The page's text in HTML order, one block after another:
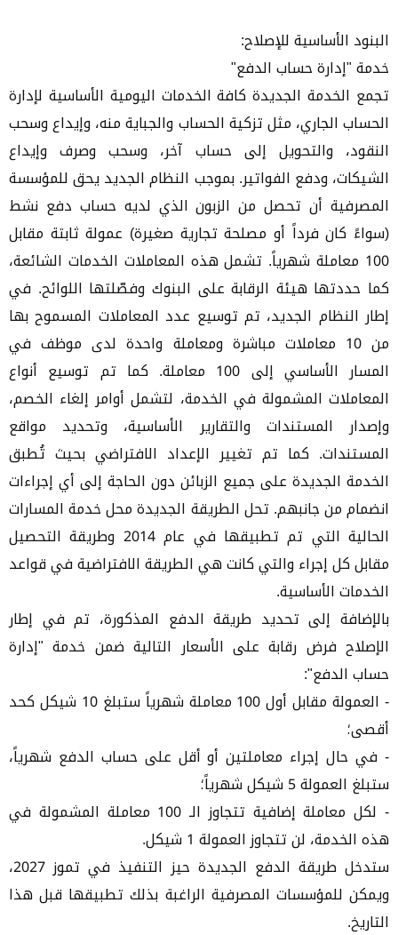
البنود الأساسية للإصلاح:
خدمة "إدارة حساب الدفع"
تجمع الخدمة الجديدة كافة الخدمات اليومية الأساسية لإدارة
الحساب الجاري، مثل تزكية الحساب والجباية منه، وإيداع وسحب
النقود، والتحويل إلى حساب آخر، وسحب وصرف وإيداع
الشيكات، ودفع الفواتير. بموجب النظام الجديد يحق للمؤسسة
المصرفية أن تحصل من الزبون الذي لديه حساب دفع نشط
(سواءً كان فرداً أو مصلحة تجارية صغيرة) عمولة ثابتة مقابل
100 معاملة شهرياً. تشمل هذه المعاملات الخدمات الشائعة،
كما حددتها هيئة الرقابة على البنوك وفصّلتها اللوائح. في
إطار النظام الجديد، تم توسيع عدد المعاملات المسموح بها
من 10 معاملات مباشرة ومعاملة واحدة لدى موظف في
المسار الأساسي إلى 100 معاملة. كما تم توسيع أنواع
المعاملات المشمولة في الخدمة، لتشمل أوامر إلغاء الخصم،
وإصدار المستندات والتقارير الأساسية، وتحديد مواقع
المستندات. كما تم تغيير الإعداد الافتراضي بحيث تُطبق
الخدمة الجديدة على جميع الزبائن دون الحاجة إلى أي إجراءات
انضمام من جانبهم. تحل الطريقة الجديدة محل خدمة المسارات
الحالية التي تم تطبيقها في عام 2014 وطريقة التحصيل
مقابل كل إجراء والتي كانت هي الطريقة الافتراضية في قواعد
الخدمات الأساسية.
بالإضافة إلى تحديد طريقة الدفع المذكورة، تم في إطار
الإصلاح فرض رقابة على الأسعار التالية ضمن خدمة "إدارة
حساب الدفع":
‐ العمولة مقابل أول 100 معاملة شهرياً ستبلغ 10 شيكل كحد
أقصى؛
‐ في حال إجراء معاملتين أو أقل على حساب الدفع شهرياً،
ستبلغ العمولة 5 شيكل شهرياً؛
‐ لكل معاملة إضافية تتجاوز الـ 100 معاملة المشمولة في
هذه الخدمة، لن تتجاوز العمولة 1 شيكل.
ستدخل طريقة الدفع الجديدة حيز التنفيذ في تموز 2027،
ويمكن للمؤسسات المصرفية الراغبة بذلك تطبيقها قبل هذا
التاريخ.